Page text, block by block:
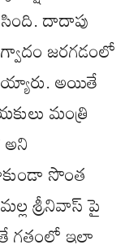
దాదాపు
జరగడంలో
అయితే
మంత్రి
అని
సొంత
శ్రీనివాస్ పై
గతంలో ఇలా